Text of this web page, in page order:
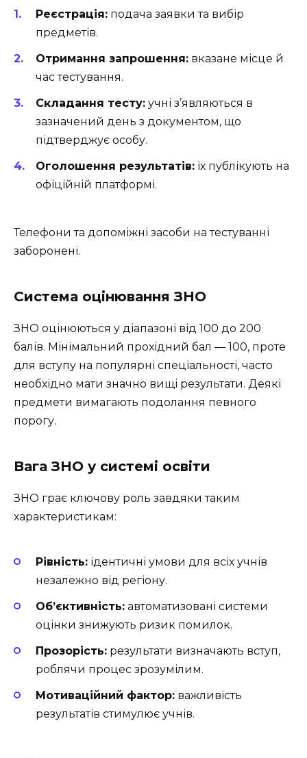
Реєстрація: подача заявки та вибір
предметів.
Отримання запрошення: вказане місце й
час тестування.
Складання тесту: учні з’являються в
зазначений день з документом, що
підтверджує особу.
Оголошення результатів: їх публікують на
офіційній платформі.
Телефони та допоміжні засоби на тестуванні
заборонені.
Система оцінювання ЗНО
ЗНО оцінюються у діапазоні від 100 до 200
балів. Мінімальний прохідний бал — 100, проте
для вступу на популярні спеціальності, часто
необхідно мати значно вищі результати. Деякі
предмети вимагають подолання певного
порогу.
Вага ЗНО у системі освіти
ЗНО грає ключову роль завдяки таким
характеристикам:
Рівність: ідентичні умови для всіх учнів
незалежно від регіону.
Об’єктивність: автоматизовані системи
оцінки знижують ризик помилок.
Прозорість: результати визначають вступ,
роблячи процес зрозумілим.
Мотиваційний фактор: важливість
результатів стимулює учнів.